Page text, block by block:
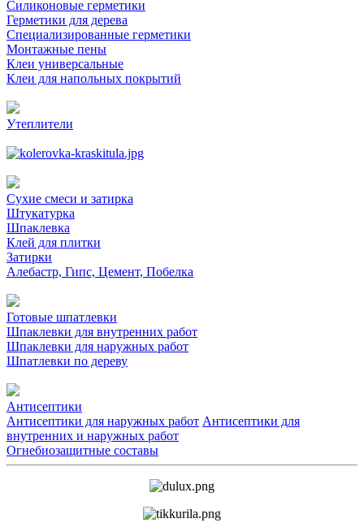
Силиконовые герметики
Герметики для дерева
Специализированные герметики
Монтажные пены
Клеи универсальные
Клеи для напольных покрытий
Утеплители
Сухие смеси и затирка
Штукатурка
Шпаклевка
Клей для плитки
Затирки
Алебастр, Гипс, Цемент, Побелка
Готовые шпатлевки
Шпаклевки для внутренних работ
Шпаклевки для наружных работ
Шпатлевки по дереву
Антисептики
Антисептики для наружных работ Антисептики для
внутренних и наружных работ
Огнебиозащитные составы